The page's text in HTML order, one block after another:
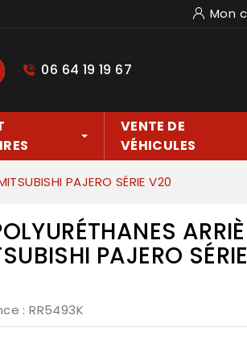
Mon
06 64 19 19 67
VENTE DE
VÉHICULES
PAJERO SÉRIE V20
PAJERO SÉRIE
: RR5493K